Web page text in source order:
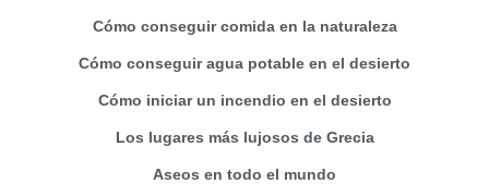
Cómo conseguir comida en la naturaleza
Cómo conseguir agua potable en el desierto
Cómo iniciar un incendio en el desierto
Los lugares más lujosos de Grecia
Aseos en todo el mundo